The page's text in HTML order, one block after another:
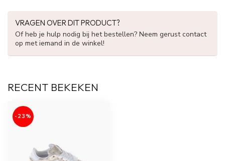
VRAGEN OVER DIT PRODUCT?
Of heb je hulp nodig bij het bestellen? Neem gerust contact
op met iemand in de winkel!
RECENT BEKEKEN
-23%